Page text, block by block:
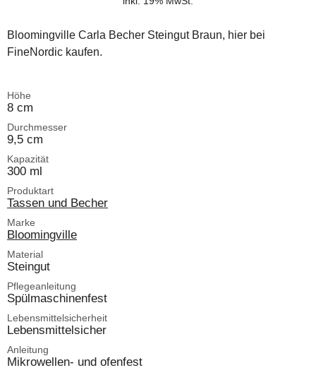
Bloomingville Carla Becher Steingut Braun, hier bei
FineNordic kaufen.
Höhe
8 cm
Durchmesser
9,5 cm
Kapazität
300 ml
Produktart
Tassen und Becher
Marke
Bloomingville
Material
Steingut
Pflegeanleitung
Spülmaschinenfest
Lebensmittelsicherheit
Lebensmittelsicher
Anleitung
Mikrowellen- und ofenfest